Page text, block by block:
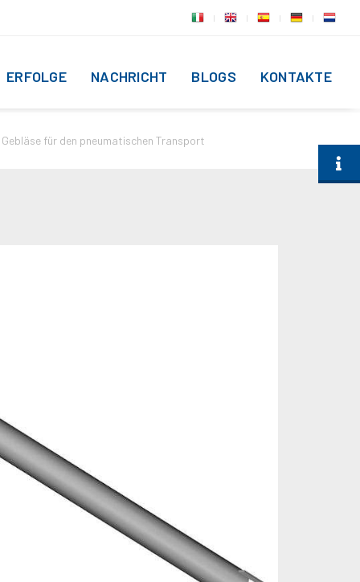
ERFOLGE NACHRICHT BLOGS KONTAKTE
Gebläse für den pneumatischen Transport